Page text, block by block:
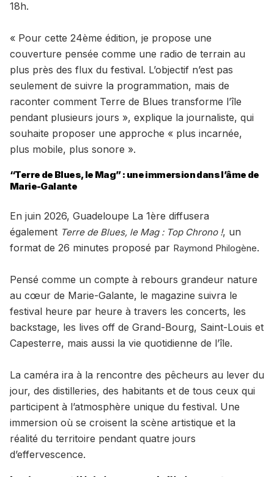
18h.
« Pour cette 24ème édition, je propose une
couverture pensée comme une radio de terrain au
plus près des flux du festival. L’objectif n’est pas
seulement de suivre la programmation, mais de
raconter comment Terre de Blues transforme l’île
pendant plusieurs jours », explique la journaliste, qui
souhaite proposer une approche « plus incarnée,
plus mobile, plus sonore ».
“Terre de Blues, le Mag” : une immersion dans l’âme de
Marie-Galante
En juin 2026, Guadeloupe La 1ère diffusera
également Terre de Blues, le Mag : Top Chrono !, un
format de 26 minutes proposé par Raymond Philogène.
Pensé comme un compte à rebours grandeur nature
au cœur de Marie-Galante, le magazine suivra le
festival heure par heure à travers les concerts, les
backstage, les lives off de Grand-Bourg, Saint-Louis et
Capesterre, mais aussi la vie quotidienne de l’île.
La caméra ira à la rencontre des pêcheurs au lever du
jour, des distilleries, des habitants et de tous ceux qui
participent à l’atmosphère unique du festival. Une
immersion où se croisent la scène artistique et la
réalité du territoire pendant quatre jours
d’effervescence.